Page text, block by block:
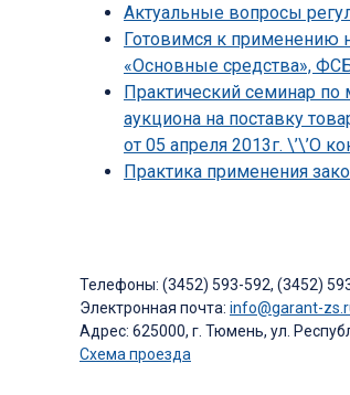
Актуальные вопросы
Готовимся к применению
«Основные средства»,
Практический семинар по
аукциона на поставку
от 05 апреля 2013г. \’\’О
Практика применения
Телефоны: (3452) 593-592, (3452)
Электронная почта: info@garant-
Адрес: 625000, г. Тюмень, ул.
Схема проезда